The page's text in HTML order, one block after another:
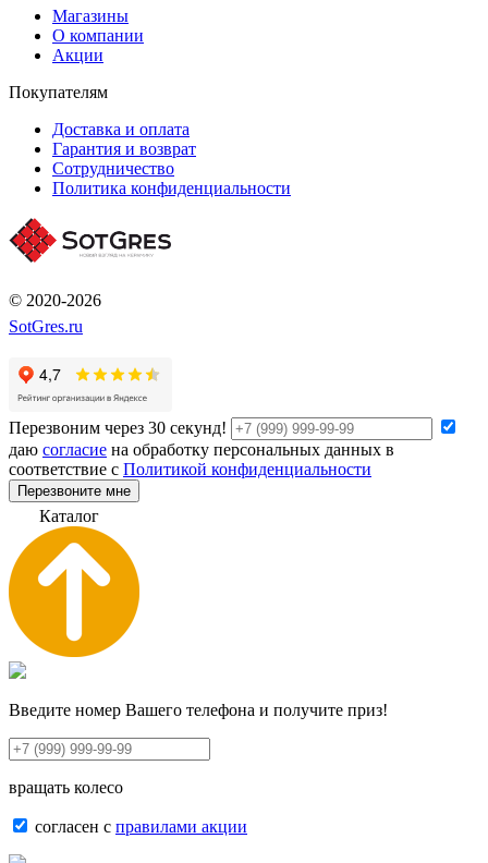
Магазины
О компании
Акции
Покупателям
Доставка и оплата
Гарантия и возврат
Сотрудничество
Политика конфиденциальности
© 2020-2026
SotGres.ru
Перезвоним через 30 секунд!
даю согласие на обработку персональных данных в
соответствие с Политикой конфиденциальности
Перезвоните мне
Каталог
Введите номер Вашего телефона и получите приз!
вращать колесо
согласен с правилами акции